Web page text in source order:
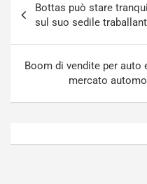
articoli
Bottas può stare
sul suo sedile
Boom di vendite per auto
mercato
R
Agosto
Admin
S
p
Agosto
Admin